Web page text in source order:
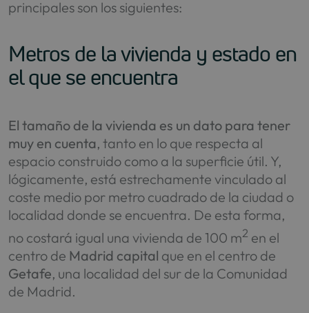
principales son los siguientes:
Metros de la vivienda y estado en
el que se encuentra
El tamaño de la vivienda es un dato para tener
muy en cuenta, tanto en lo que respecta al
espacio construido como a la superficie útil. Y,
lógicamente, está estrechamente vinculado al
coste medio por metro cuadrado de la ciudad o
localidad donde se encuentra. De esta forma,
no costará igual una vivienda de 100 m2 en el
centro de Madrid capital que en el centro de
Getafe, una localidad del sur de la Comunidad
de Madrid.